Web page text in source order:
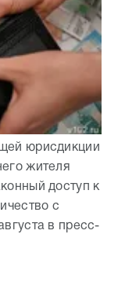
юрисдикции
жителя
доступ к
с
в пресс-